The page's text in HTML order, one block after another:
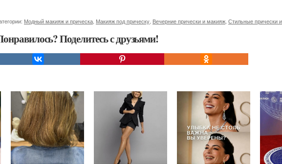
Модный макияж и прическа Макияж под прическу Вечерние прически и макияж Стильные прически
Поделитесь с друзьями!